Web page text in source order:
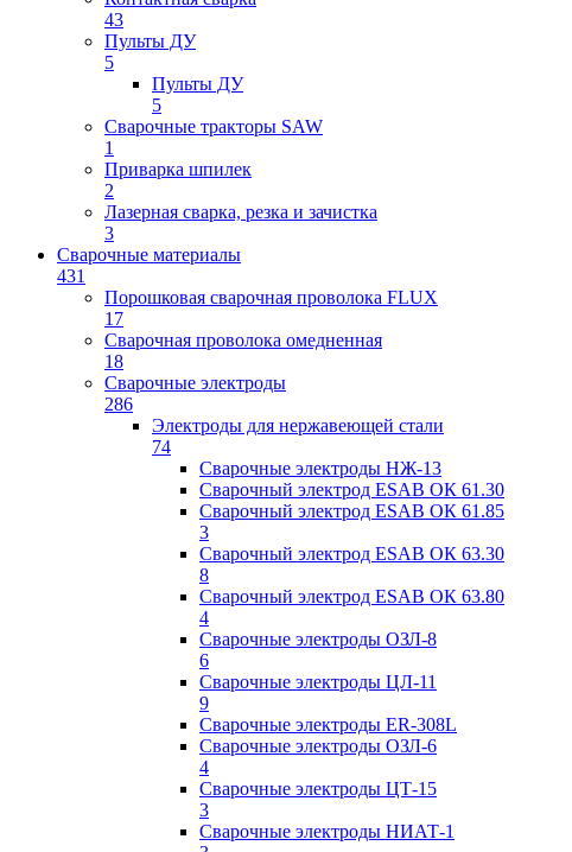
43
Пульты ДУ
5
Пульты ДУ
5
Сварочные тракторы SAW
1
Приварка шпилек
2
Лазерная сварка, резка и зачистка
3
Сварочные материалы
431
Порошковая сварочная проволока FLUX
17
Сварочная проволока омедненная
18
Сварочные электроды
286
Электроды для нержавеющей стали
74
Сварочные электроды НЖ-13
Сварочный электрод ESAB ОК 61.30
Сварочный электрод ESAB ОК 61.85
3
Сварочный электрод ESAB ОК 63.30
8
Сварочный электрод ESAB ОК 63.80
4
Сварочные электроды ОЗЛ-8
6
Сварочные электроды ЦЛ-11
9
Сварочные электроды ER-308L
Сварочные электроды ОЗЛ-6
4
Сварочные электроды ЦТ-15
3
Сварочные электроды НИАТ-1